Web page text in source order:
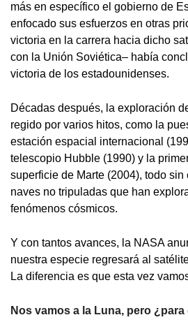
más en específico el gobierno de
enfocado sus esfuerzos en otras
victoria en la carrera hacia dicho
con la Unión Soviética– había
victoria de los estadounidenses.
Décadas después, la exploración
regido por varios hitos, como la
estación espacial internacional
telescopio Hubble (1990) y la
superficie de Marte (2004), todo
naves no tripuladas que han
fenómenos cósmicos.
Y con tantos avances, la NASA
nuestra especie regresará al
La diferencia es que esta vez
Nos vamos a la Luna, pero ¿para